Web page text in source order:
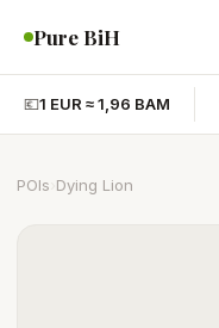
Pure BiH
💶1 EUR ≈ 1,96 BAM
POIs Dying Lion